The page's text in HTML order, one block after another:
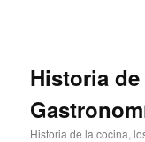
Historia
Historia de la cocina,